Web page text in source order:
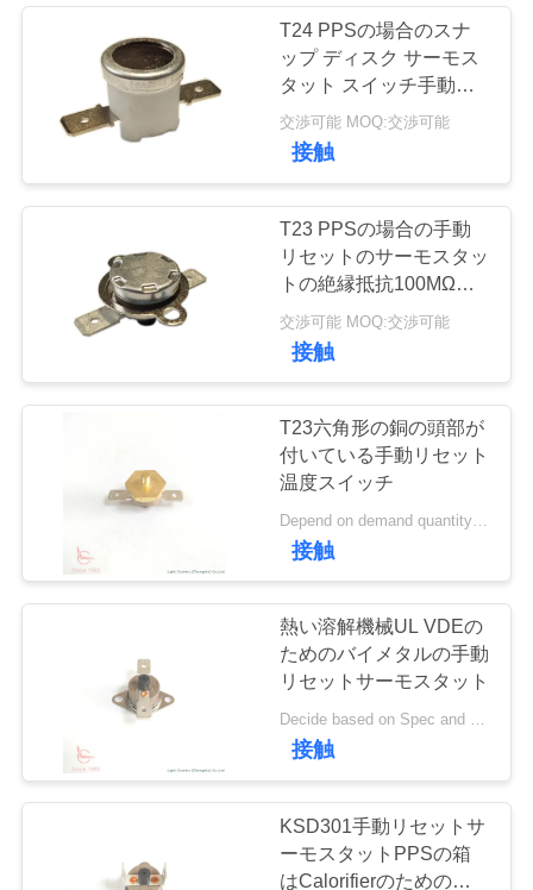
T24 PPSの場合のスナ
ップ ディスク サーモス
タット スイッチ手動リ
セット回路の抵抗50mΩ
またはより少し
交渉可能 MOQ:交渉可能
接触
T23 PPSの場合の手動
リセットのサーモスタッ
トの絶縁抵抗100MΩま
たは多く
交渉可能 MOQ:交渉可能
接触
T23六角形の銅の頭部が
付いている手動リセット
温度スイッチ
接触
熱い溶解機械UL VDEの
ためのバイメタルの手動
リセットサーモスタット
Decide based on Spec and Qty. MOQ:1000pcs、またサポート試験操業Qty。
接触
KSD301手動リセットサ
ーモスタットPPSの箱
はCalorifierのためのブ